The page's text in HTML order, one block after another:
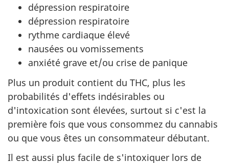
dépression respiratoire
dépression respiratoire
rythme cardiaque élevé
nausées ou vomissements
anxiété grave et/ou crise de panique
Plus un produit contient du THC, plus les
probabilités d'effets indésirables ou
d'intoxication sont élevées, surtout si c'est la
première fois que vous consommez du cannabis
ou que vous êtes un consommateur débutant.
Il est aussi plus facile de s'intoxiquer lors de